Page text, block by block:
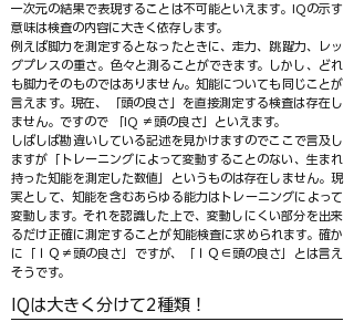
一次元の結果で表現することは不可能といえます。IQの示す
意味は検査の内容に大きく依存します。
例えば脚力を測定するとなったときに、走力、跳躍力、レッ
グプレスの重さ。色々と測ることができます。しかし、どれ
も脚力そのものではありません。知能についても同じことが
言えます。現在、「頭の良さ」を直接測定する検査は存在し
ません。ですので 「IQ ≠頭の良さ」といえます。
しばしば勘違いしている記述を見かけますのでここで言及し
ますが「トレーニングによって変動することのない、生まれ
持った知能を測定した数値」というものは存在しません。現
実として、知能を含むあらゆる能力はトレーニングによって
変動します。それを認識した上で、変動しにくい部分を出来
るだけ正確に測定することが知能検査に求められます。確か
に「ＩＱ≠頭の良さ」ですが、「ＩＱ∈頭の良さ」とは言え
そうです。
IQは大きく分けて2種類！